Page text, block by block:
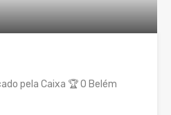
pela Caixa 🏆 O Belém